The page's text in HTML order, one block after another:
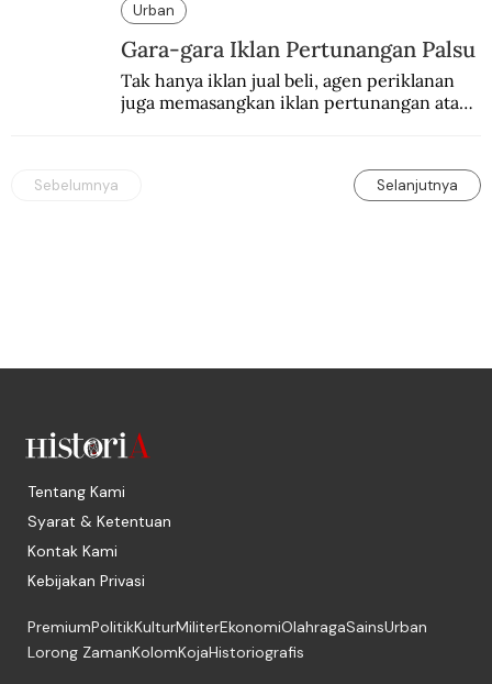
Urban
Gara-gara Iklan Pertunangan Palsu
Tak hanya iklan jual beli, agen periklanan
juga memasangkan iklan pertunangan atau
Sebelumnya Selanjutnya
Tentang Kami
Syarat & Ketentuan
Kontak Kami
Kebijakan Privasi
PremiumPolitikKulturMiliterEkonomiOlahragaSainsUrban
Lorong ZamanKolomKojaHistoriografis